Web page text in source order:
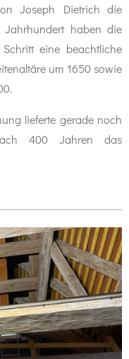
Joseph Dietrich die
Jahrhundert haben die
eine beachtliche
um 1650 sowie
lieferte gerade noch
400 Jahren das